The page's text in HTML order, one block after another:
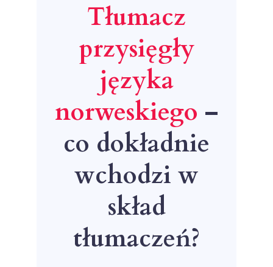
Tłumacz
przysięgły
języka
norweskiego –
co dokładnie
wchodzi w
skład
tłumaczeń?